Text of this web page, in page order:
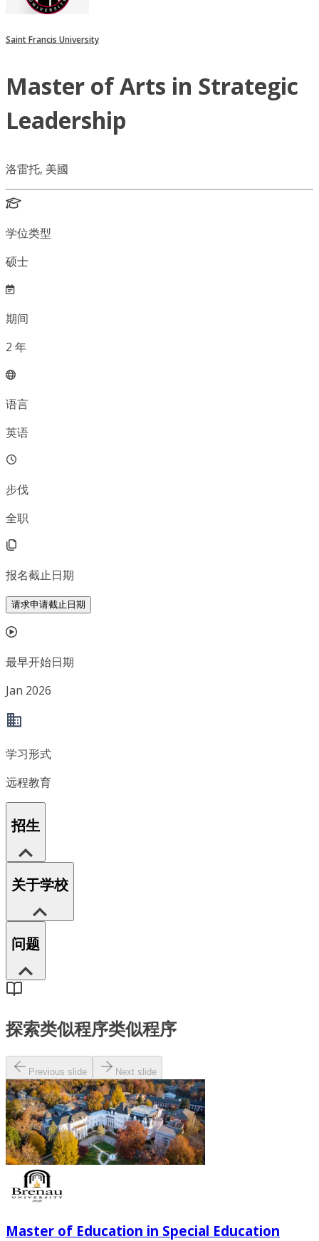
Saint Francis University
Master of Arts in Strategic
Leadership
洛雷托, 美國
学位类型
硕士
期间
2 年
语言
英语
步伐
全职
报名截止日期
请求申请截止日期
最早开始日期
Jan 2026
学习形式
远程教育
招生
关于学校
问题
探索类似程序类似程序
Previous slide Next slide
Master of Education in Special Education